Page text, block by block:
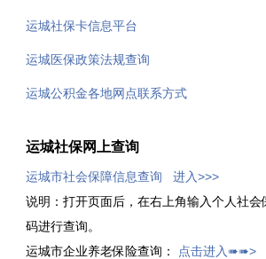
运城社保卡信息平台
运城医保政策法规查询
运城公积金各地网点联系方式
运城社保网上查询
运城市社会保障信息查询 进入>>>
说明：打开页面后，在右上角输入个人社会
码进行查询。
运城市企业养老保险查询：
点击进入➠➠>